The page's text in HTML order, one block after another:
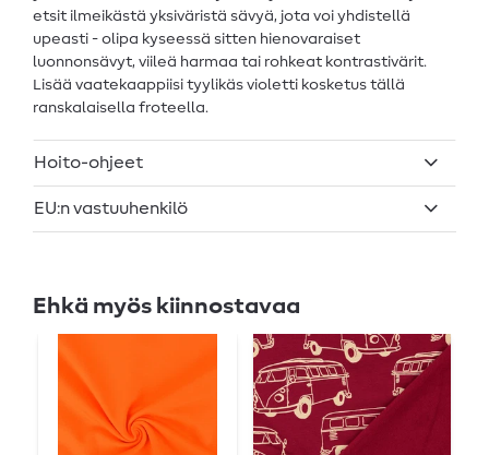
etsit ilmeikästä yksiväristä sävyä, jota voi yhdistellä
upeasti - olipa kyseessä sitten hienovaraiset
luonnonsävyt, viileä harmaa tai rohkeat kontrastivärit.
Lisää vaatekaappiisi tyylikäs violetti kosketus tällä
ranskalaisella froteella.
Hoito-ohjeet
EU:n vastuuhenkilö
Ehkä myös kiinnostavaa